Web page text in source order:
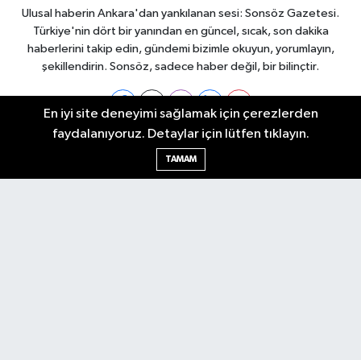
Ulusal haberin Ankara'dan yankılanan sesi: Sonsöz Gazetesi.
Türkiye'nin dört bir yanından en güncel, sıcak, son dakika
haberlerini takip edin, gündemi bizimle okuyun, yorumlayın,
şekillendirin. Sonsöz, sadece haber değil, bir bilinçtir.
Ankara Nöbetçi Eczaneler
En iyi site deneyimi sağlamak için çerezlerden
faydalanıyoruz. Detaylar için lütfen tıklayın.
TAMAM